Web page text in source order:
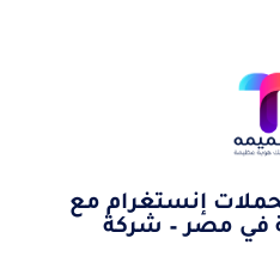
أسعار 2025 لحملات إنستغرام مع
في مصر – شركة